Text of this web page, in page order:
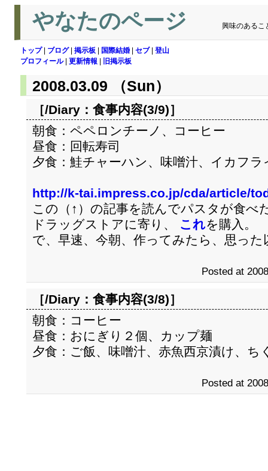
やなたのページ 興味のあるこ
トップ| ブログ| 掲示板 国際結婚 セブ| 登山
プロフィール| 更新情報 旧掲示板
2008.03.09 （Sun）
［/Diary： 食事内容(3/9)］
朝食：ペペロンチーノ、コーヒー
昼食：回転寿司
夕食：鮭チャーハン、味噌汁、イカフラ
http://k-tai.impress.co.jp/cda/article/
この（↑）の記事を読んでパスタが食べ
ドラッグストアに寄り、 これを購入。
で、早速、今朝、作ってみたら、思っ
Posted at
［/Diary： 食事内容(3/8)］
朝食：コーヒー
昼食：おにぎり２個、カップ麺
夕食：ご飯、味噌汁、赤魚西京漬け、ち
Posted at